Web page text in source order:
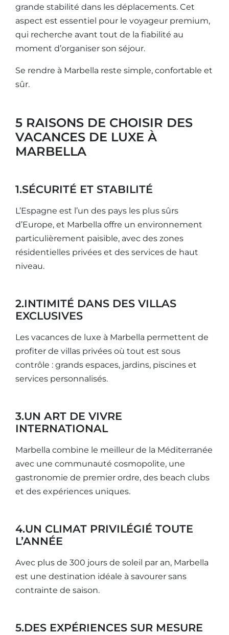
grande stabilité dans les déplacements. Cet
aspect est essentiel pour le voyageur premium,
qui recherche avant tout de la fiabilité au
moment d’organiser son séjour.
Se rendre à Marbella reste simple, confortable et
sûr.
5 RAISONS DE CHOISIR DES
VACANCES DE LUXE À
MARBELLA
1.SÉCURITÉ ET STABILITÉ
L’Espagne est l’un des pays les plus sûrs
d’Europe, et Marbella offre un environnement
particulièrement paisible, avec des zones
résidentielles privées et des services de haut
niveau.
2.INTIMITÉ DANS DES VILLAS
EXCLUSIVES
Les vacances de luxe à Marbella permettent de
profiter de villas privées où tout est sous
contrôle : grands espaces, jardins, piscines et
services personnalisés.
3.UN ART DE VIVRE
INTERNATIONAL
Marbella combine le meilleur de la Méditerranée
avec une communauté cosmopolite, une
gastronomie de premier ordre, des beach clubs
et des expériences uniques.
4.UN CLIMAT PRIVILÉGIÉ TOUTE
L’ANNÉE
Avec plus de 300 jours de soleil par an, Marbella
est une destination idéale à savourer sans
contrainte de saison.
5.DES EXPÉRIENCES SUR MESURE